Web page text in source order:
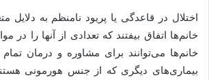
اختلال در قاعدگی یا پریود نامنظم به دلایل
خانم‌ها اتفاق بیفتند که تعدادی از آنها را در
خانم‌ها می‌توانند برای مشاوره و درمان تمام
بیماری‌های دیگری که از جنس هورمونی